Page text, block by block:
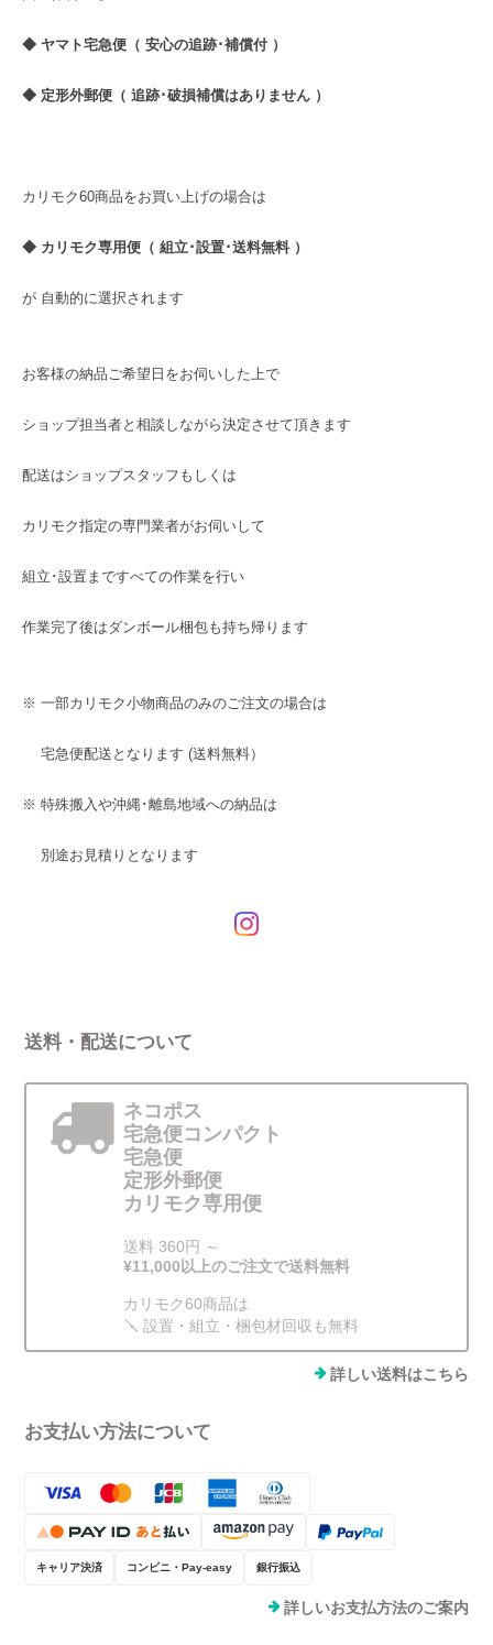
◆ ヤマト宅急便（ 安心の追跡･補償付 ）
◆ 定形外郵便（ 追跡･破損補償はありません ）
カリモク60商品をお買い上げの場合は
◆ カリモク専用便（ 組立･設置･送料無料 ）
が 自動的に選択されます
お客様の納品ご希望日をお伺いした上で
ショップ担当者と相談しながら決定させて頂きます
配送はショップスタッフもしくは
カリモク指定の専門業者がお伺いして
組立･設置まですべての作業を行い
作業完了後はダンボール梱包も持ち帰ります
※ 一部カリモク小物商品のみのご注文の場合は
宅急便配送となります (送料無料）
※ 特殊搬入や沖縄･離島地域への納品は
別途お見積りとなります
送料・配送について
ネコポス
宅急便コンパクト
宅急便
定形外郵便
カリモク専用便
送料 360円 ～
¥11,000以上のご注文で送料無料
カリモク60商品は
🪛 設置・組立・梱包材回収も無料
詳しい送料はこちら
お支払い方法について
キャリア決済 コンビニ・Pay-easy 銀行振込
詳しいお支払方法のご案内